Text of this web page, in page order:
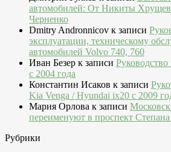
автомобилей: От Никиты
Черненко
Dmitry Andronnicov к записи
эксплуатации, техническому
автомобилей Volvo 740, 760
Иван Безер к записи
c 2004 года
Константин Исаков к записи
Kia Venga / Hyundai ix20 c 2009
Мария Орлова к записи
переименуют в проспект
Рубрики